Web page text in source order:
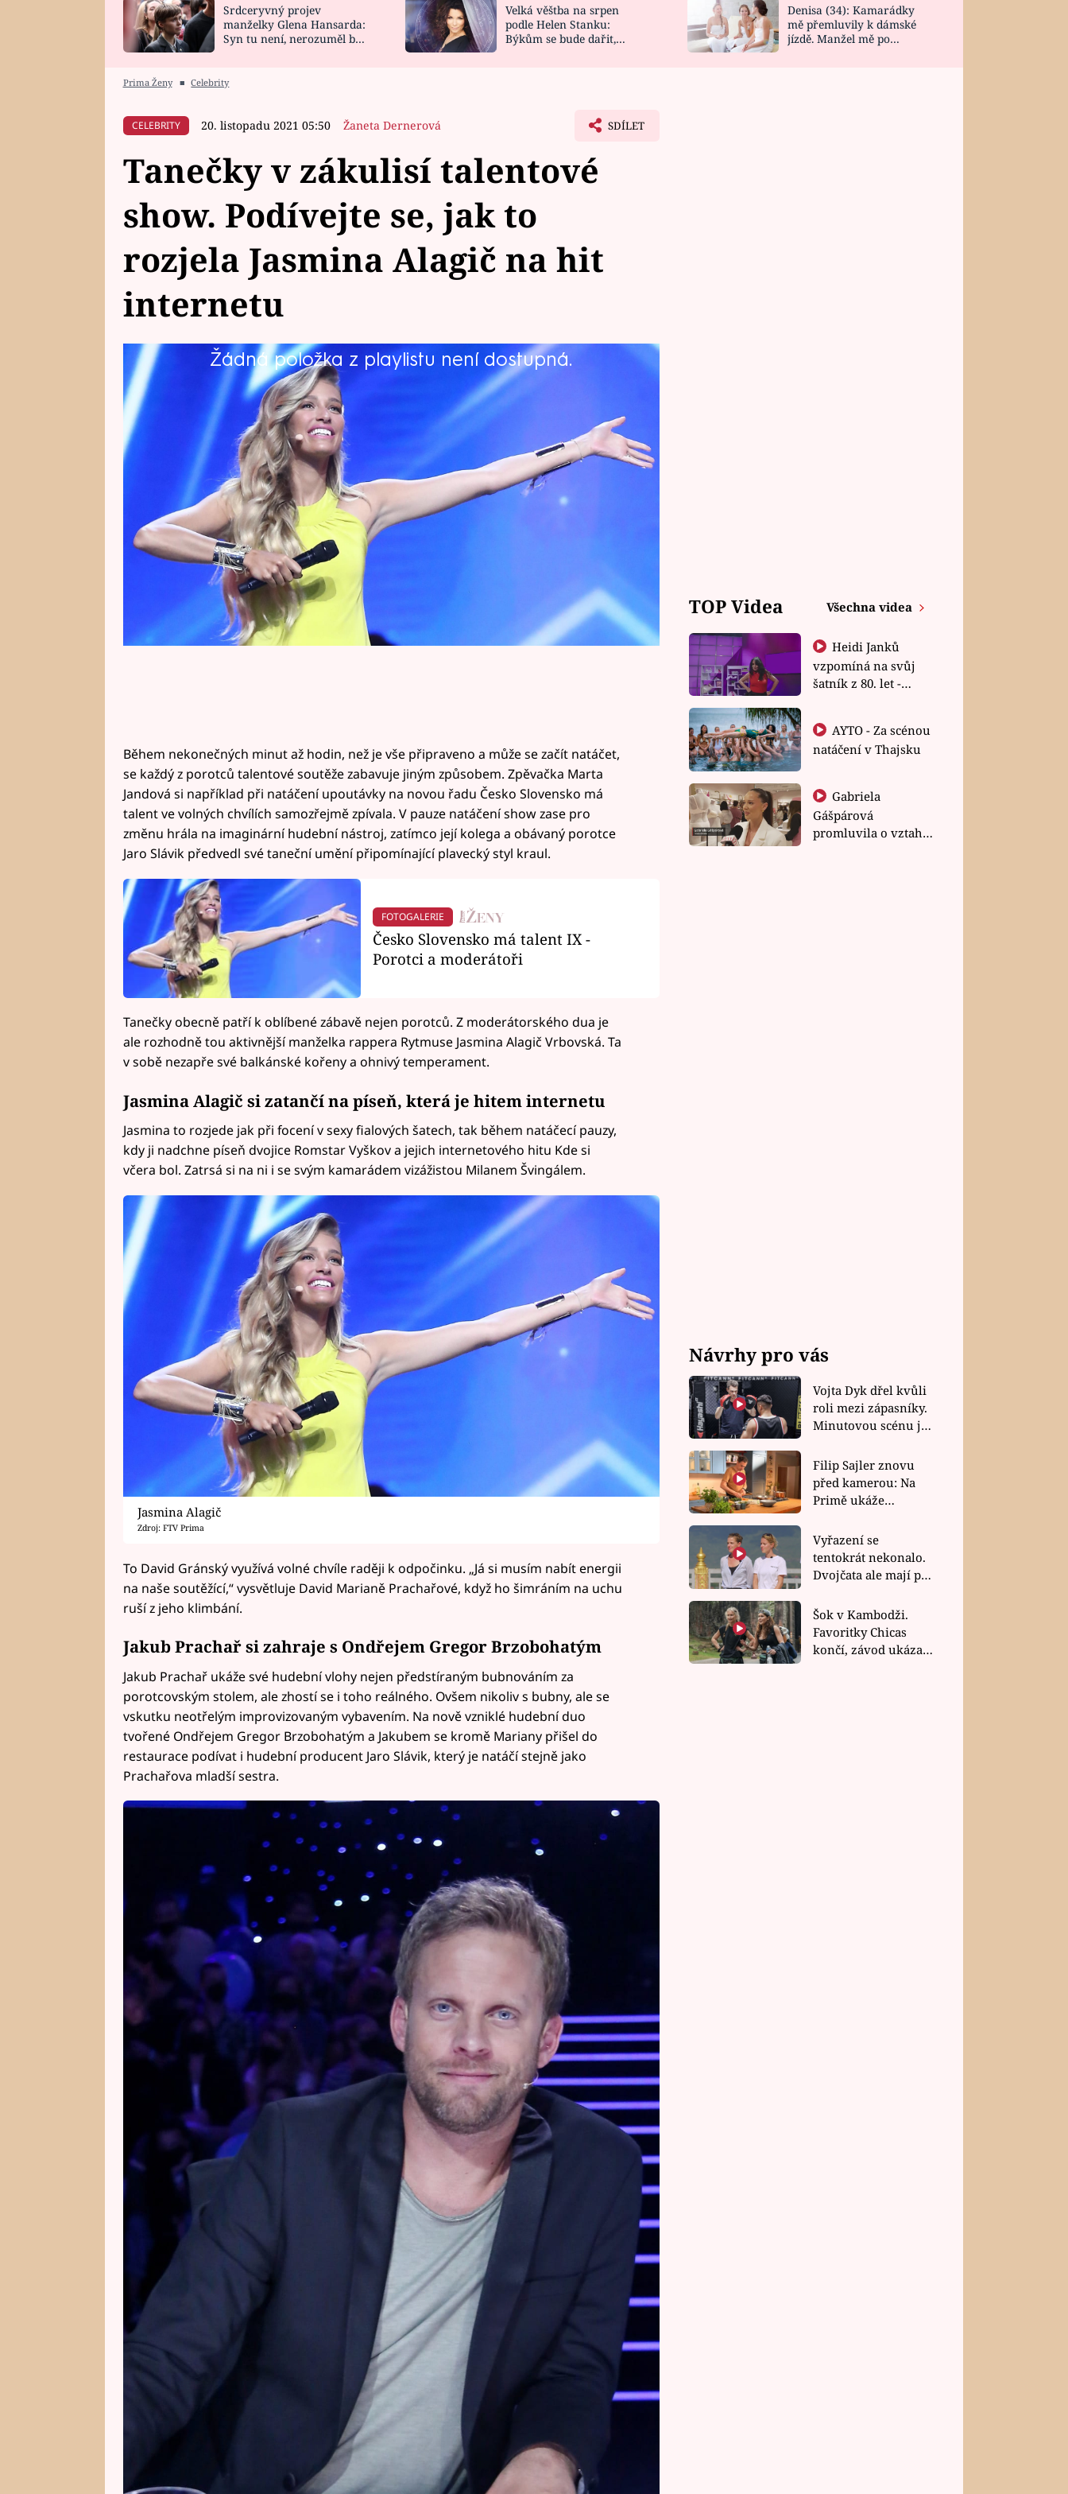
HOROSKOP NA
CELEBRITY
VAŘENÍ
NOVINKY
VIDEORECEPTY
DESIGN
Srdceryvný projev
manželky Glena Hansarda:
Syn tu není, nerozuměl by
Velká věštba na srpen
podle Helen Stanku:
Býkům se bude dařit,
Denisa (34): Kamarádky
mě přemluvily k dámské
jízdě. Manžel mě po
Prima Ženy ■ Celebrity
CELEBRITY 20. listopadu 2021 05:50 Žaneta Dernerová SDÍLET
Tanečky v zákulisí talentové
show. Podívejte se, jak to
rozjela Jasmina Alagič na hit
internetu
Žádná položka z playlistu není dostupná.
Každé natáčení provází vždy dlouhé čekání. Nyní máme exkluzivní
možnost dozvědět se, jak si takové chvíle krátí porotci a moderátoři
talentové show. Zatímco Jasmina Alagič to rozjede se svým
kamarádem na internetový hit, Jakub Prachař si spolu s Ondřejem
Gregor Brzobohatým zahraje na improvizované bicí.
Během nekonečných minut až hodin, než je vše připraveno a může se začít natáčet,
se každý z porotců talentové soutěže zabavuje jiným způsobem. Zpěvačka Marta
Jandová si například při natáčení upoutávky na novou řadu Česko Slovensko má
talent ve volných chvílích samozřejmě zpívala. V pauze natáčení show zase pro
změnu hrála na imaginární hudební nástroj, zatímco její kolega a obávaný porotce
Jaro Slávik předvedl své taneční umění připomínající plavecký styl kraul.
FOTOGALERIE
Česko Slovensko má talent IX -
Porotci a moderátoři
Tanečky obecně patří k oblíbené zábavě nejen porotců. Z moderátorského dua je
ale rozhodně tou aktivnější manželka rappera Rytmuse Jasmina Alagič Vrbovská. Ta
v sobě nezapře své balkánské kořeny a ohnivý temperament.
Jasmina Alagič si zatančí na píseň, která je hitem internetu
Jasmina to rozjede jak při focení v sexy fialových šatech, tak během natáčecí pauzy,
kdy ji nadchne píseň dvojice Romstar Vyškov a jejich internetového hitu Kde si
včera bol. Zatrsá si na ni i se svým kamarádem vizážistou Milanem Švingálem.
Jasmina Alagič
Zdroj: FTV Prima
To David Gránský využívá volné chvíle raději k odpočinku. „Já si musím nabít energii
na naše soutěžící,“ vysvětluje David Marianě Prachařové, když ho šimráním na uchu
ruší z jeho klimbání.
Jakub Prachař si zahraje s Ondřejem Gregor Brzobohatým
Jakub Prachař ukáže své hudební vlohy nejen předstíraným bubnováním za
porotcovským stolem, ale zhostí se i toho reálného. Ovšem nikoliv s bubny, ale se
vskutku neotřelým improvizovaným vybavením. Na nově vzniklé hudební duo
tvořené Ondřejem Gregor Brzobohatým a Jakubem se kromě Mariany přišel do
restaurace podívat i hudební producent Jaro Slávik, který je natáčí stejně jako
Prachařova mladší sestra.
TOP Videa Všechna videa
Heidi Janků
vzpomíná na svůj
šatník z 80. let -
natáčení v Thajsku
Gabriela
Gášpárová
promluvila o vztahu
Návrhy pro vás
Vojta Dyk dřel kvůli
roli mezi zápasníky.
Minutovou scénu jel
Filip Sajler znovu
před kamerou: Na
Primě ukáže
rychlé recepty
Vyřazení se
tentokrát nekonalo.
Dvojčata ale mají po
závodu nůž na krku
Šok v Kambodži.
Favoritky Chicas
končí, závod ukázal